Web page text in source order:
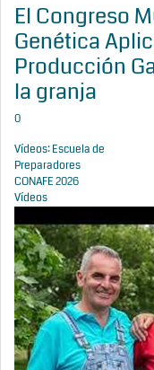
El Congreso
Genética
Producción
la granja
0
Vídeos: Escuela de
Preparadores
CONAFE 2026
Vídeos